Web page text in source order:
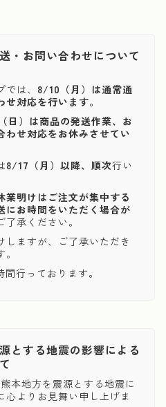
・お問い合わせについて
は、 8/10（月）は通常通
対応を行います。
日）は商品の発送作業、お
わせ対応をお休みさせてい
8/17（月）以降、順次行い
業明けはご注文が集中する
にお時間をいただく場合が
了承ください。
しますが、ご了承いただき
行っております。
とする地震の影響による
本地方を震源とする地震に
心よりお見舞い申し上げま